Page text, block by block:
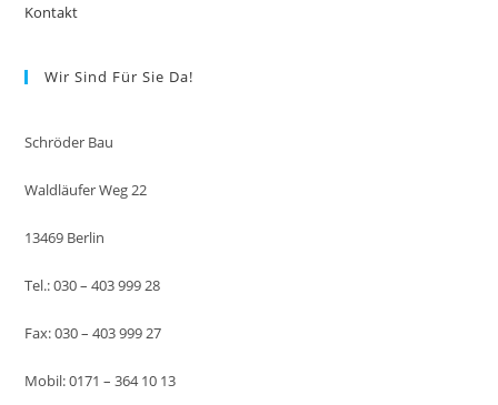
Kontakt
Wir Sind Für Sie Da!
Schröder Bau
Waldläufer Weg 22
13469 Berlin
Tel.: 030 – 403 999 28
Fax: 030 – 403 999 27
Mobil: 0171 – 364 10 13